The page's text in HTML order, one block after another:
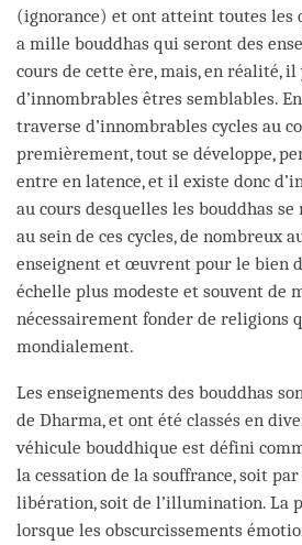
(ignorance) et ont atteint toutes les
a mille bouddhas qui seront des
cours de cette ère, mais, en réalité,
d’innombrables êtres semblables.
traverse d’innombrables cycles au
premièrement, tout se développe,
entre en latence, et il existe donc
au cours desquelles les bouddhas
au sein de ces cycles, de nombreux
enseignent et œuvrent pour le bien
échelle plus modeste et souvent de
nécessairement fonder de religions
mondialement.
Les enseignements des bouddhas
de Dharma, et ont été classés en
véhicule bouddhique est défini
la cessation de la souffrance, soit
libération, soit de l’illumination. La
lorsque les obscurcissements